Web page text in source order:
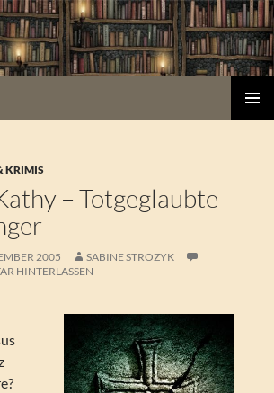
KRIMIS
– Totgeglaubte
2005
SABINE STROZYK
HINTERLASSEN